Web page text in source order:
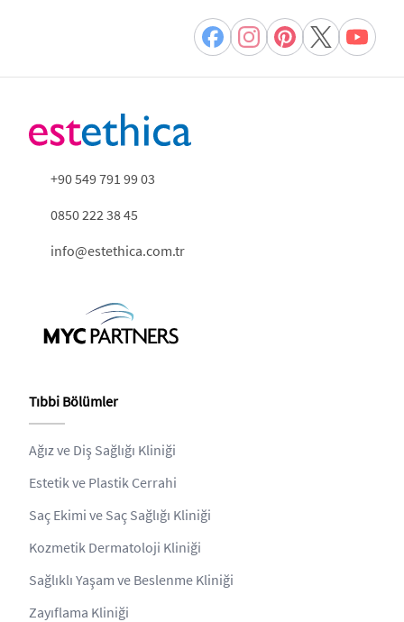
+90 549 791 99 03
0850 222 38 45
info@estethica.com.tr
Tıbbi Bölümler
Ağız ve Diş Sağlığı Kliniği
Estetik ve Plastik Cerrahi
Saç Ekimi ve Saç Sağlığı Kliniği
Kozmetik Dermatoloji Kliniği
Sağlıklı Yaşam ve Beslenme Kliniği
Zayıflama Kliniği